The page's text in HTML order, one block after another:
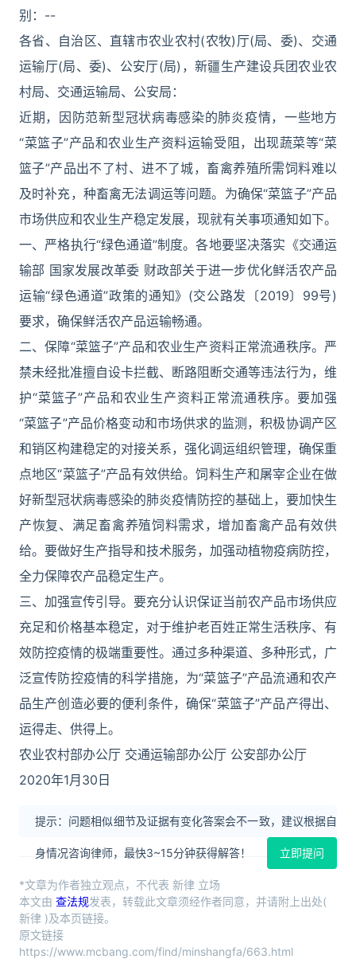
别：--
各省、自治区、直辖市农业农村(农牧)厅(局、委)、交通
运输厅(局、委)、公安厅(局)，新疆生产建设兵团农业农
村局、交通运输局、公安局：
近期，因防范新型冠状病毒感染的肺炎疫情，一些地方
“菜篮子”产品和农业生产资料运输受阻，出现蔬菜等“菜
篮子”产品出不了村、进不了城，畜禽养殖所需饲料难以
及时补充，种畜禽无法调运等问题。为确保“菜篮子”产品
市场供应和农业生产稳定发展，现就有关事项通知如下。
一、严格执行“绿色通道”制度。各地要坚决落实《交通运
输部 国家发展改革委 财政部关于进一步优化鲜活农产品
运输“绿色通道”政策的通知》(交公路发〔2019〕99号)
要求，确保鲜活农产品运输畅通。
二、保障“菜篮子”产品和农业生产资料正常流通秩序。严
禁未经批准擅自设卡拦截、断路阻断交通等违法行为，维
护“菜篮子”产品和农业生产资料正常流通秩序。要加强
“菜篮子”产品价格变动和市场供求的监测，积极协调产区
和销区构建稳定的对接关系，强化调运组织管理，确保重
点地区“菜篮子”产品有效供给。饲料生产和屠宰企业在做
好新型冠状病毒感染的肺炎疫情防控的基础上，要加快生
产恢复、满足畜禽养殖饲料需求，增加畜禽产品有效供
给。要做好生产指导和技术服务，加强动植物疫病防控，
全力保障农产品稳定生产。
三、加强宣传引导。要充分认识保证当前农产品市场供应
充足和价格基本稳定，对于维护老百姓正常生活秩序、有
效防控疫情的极端重要性。通过多种渠道、多种形式，广
泛宣传防控疫情的科学措施，为“菜篮子”产品流通和农产
品生产创造必要的便利条件，确保“菜篮子”产品产得出、
运得走、供得上。
农业农村部办公厅 交通运输部办公厅 公安部办公厅
2020年1月30日
提示：问题相似细节及证据有变化答案会不一致，建议根据自
身情况咨询律师，最快3~15分钟获得解答！ 立即提问
*文章为作者独立观点，不代表 新律 立场
本文由 查法规发表，转载此文章须经作者同意，并请附上出处(
新律 )及本页链接。
原文链接
https://www.mcbang.com/find/minshangfa/663.html